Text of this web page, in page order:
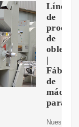
Línea
de
de
obleas
|
Fábrica
de
para
Nuestra